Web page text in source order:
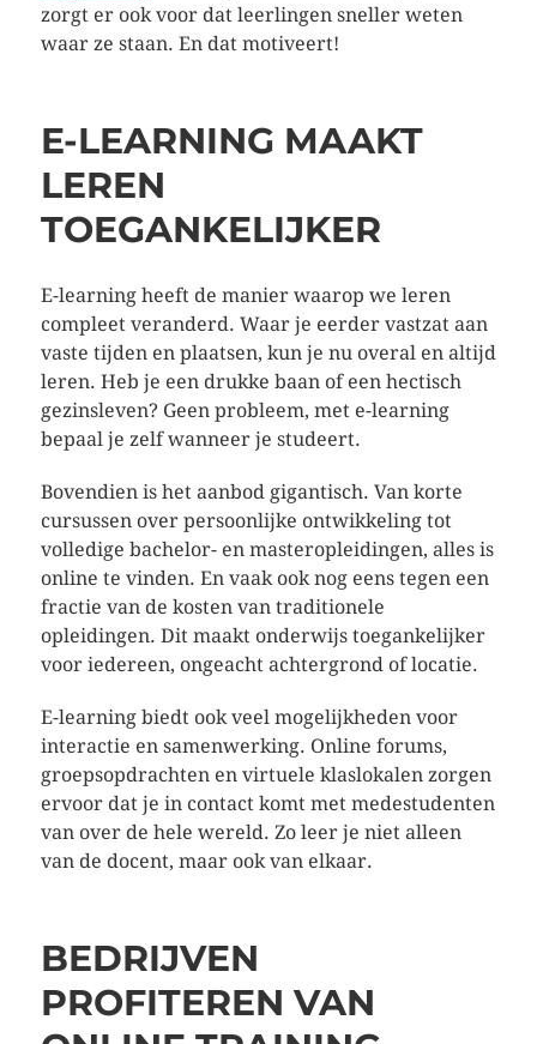
zorgt er ook voor dat leerlingen sneller weten
waar ze staan. En dat motiveert!
E-LEARNING MAAKT
LEREN
TOEGANKELIJKER
E-learning heeft de manier waarop we leren
compleet veranderd. Waar je eerder vastzat aan
vaste tijden en plaatsen, kun je nu overal en altijd
leren. Heb je een drukke baan of een hectisch
gezinsleven? Geen probleem, met e-learning
bepaal je zelf wanneer je studeert.
Bovendien is het aanbod gigantisch. Van korte
cursussen over persoonlijke ontwikkeling tot
volledige bachelor- en masteropleidingen, alles is
online te vinden. En vaak ook nog eens tegen een
fractie van de kosten van traditionele
opleidingen. Dit maakt onderwijs toegankelijker
voor iedereen, ongeacht achtergrond of locatie.
E-learning biedt ook veel mogelijkheden voor
interactie en samenwerking. Online forums,
groepsopdrachten en virtuele klaslokalen zorgen
ervoor dat je in contact komt met medestudenten
van over de hele wereld. Zo leer je niet alleen
van de docent, maar ook van elkaar.
BEDRIJVEN
PROFITEREN VAN